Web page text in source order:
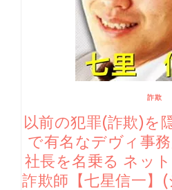
詐欺
以前の犯罪(詐欺)を
で有名なデヴィ事
社長を名乗る ネッ
詐欺師【七星信一】